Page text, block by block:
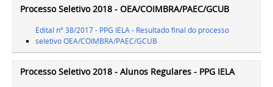
Processo Seletivo 2018 - OEA/COIMBRA/PAEC/GCUB
Edital nº 38/2017 - PPG IELA - Resultado final do processo
seletivo OEA/COIMBRA/PAEC/GCUB
Processo Seletivo 2018 - Alunos Regulares - PPG IELA